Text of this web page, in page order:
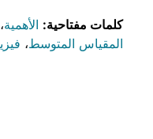
كلمات مفتاحية: الأهمية،
المقياس المتوسط،